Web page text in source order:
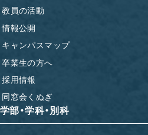
教員の活動
情報公開
キャンパスマップ
卒業生の方へ
採用情報
同窓会くぬぎ
学部・学科・別科